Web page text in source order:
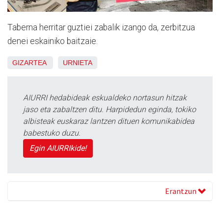
Taberna herritar guztiei zabalik izango da, zerbitzua
denei eskainiko baitzaie.
GIZARTEA URNIETA
AIURRI hedabideak eskualdeko nortasun hitzak
jaso eta zabaltzen ditu. Harpidedun eginda, tokiko
albisteak euskaraz lantzen dituen komunikabidea
babestuko duzu.
Egin AIURRIkide!
Erantzun